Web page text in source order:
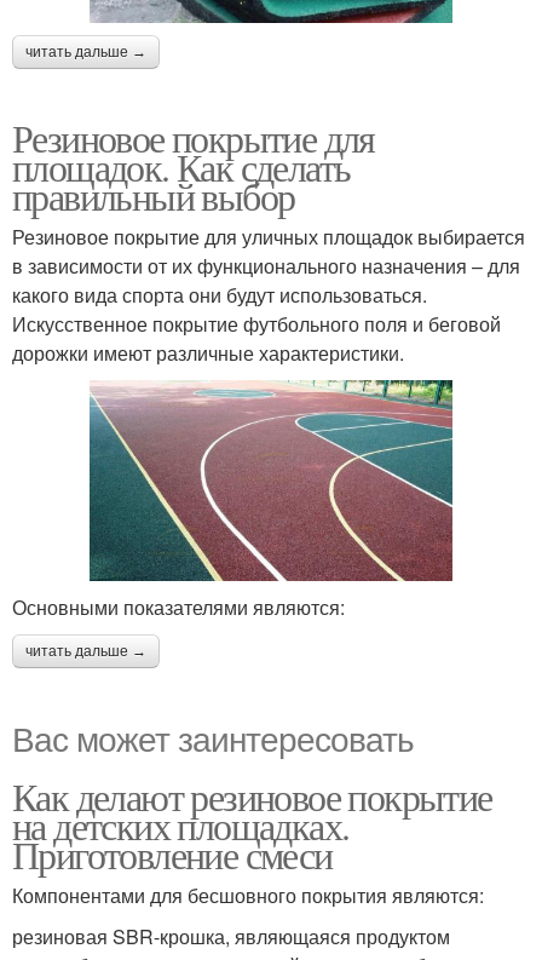
читать дальше →
Резиновое покрытие для
площадок. Как сделать
правильный выбор
Резиновое покрытие для уличных площадок выбирается
в зависимости от их функционального назначения – для
какого вида спорта они будут использоваться.
Искусственное покрытие футбольного поля и беговой
дорожки имеют различные характеристики.
Основными показателями являются:
читать дальше →
Вас может заинтересовать
Как делают резиновое покрытие
на детских площадках.
Приготовление смеси
Компонентами для бесшовного покрытия являются:
резиновая SBR-крошка, являющаяся продуктом